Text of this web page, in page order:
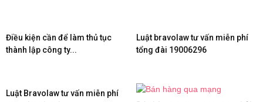
Điều kiện cần để làm thủ tục
thành lập công ty...
Luật bravolaw tư vấn miễn phí
tổng đài 19006296
Luật Bravolaw tư vấn miễn phí